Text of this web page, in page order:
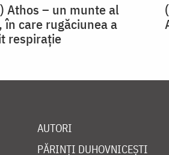
Athos – un munte al
în care rugăciunea a
respiraţie
AUTORI
PĂRINȚI DUHOVNICEȘTI